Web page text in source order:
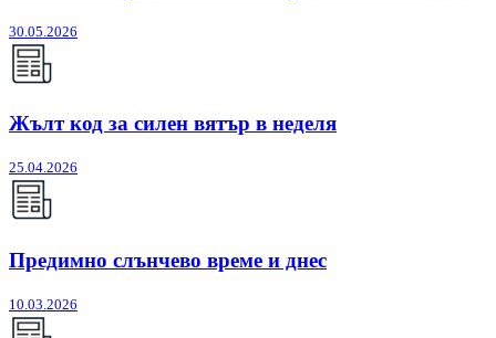
30.05.2026
Жълт код за силен вятър в неделя
25.04.2026
Предимно слънчево време и днес
10.03.2026